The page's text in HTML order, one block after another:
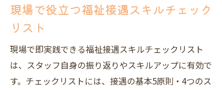
現場で役立つ福祉接遇スキルチェック
リスト
現場で即実践できる福祉接遇スキルチェックリスト
は、スタッフ自身の振り返りやスキルアップに有効で
す。チェックリストには、接遇の基本5原則・4つのス